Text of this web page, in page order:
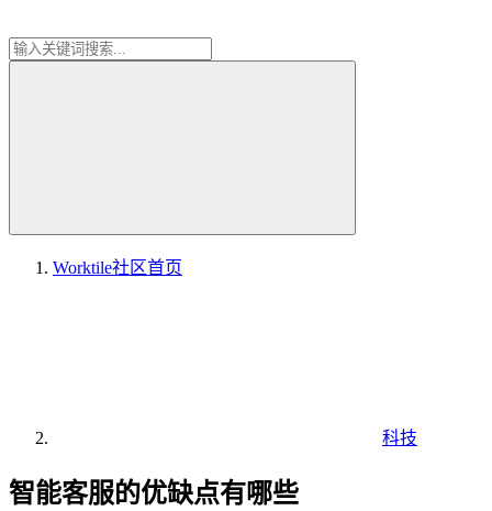
Worktile社区首页
科技
智能客服的优缺点有哪些